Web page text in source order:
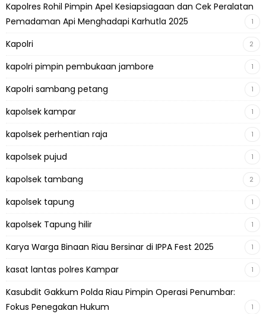
Kapolres Rohil Pimpin Apel Kesiapsiagaan dan Cek Peralatan
Pemadaman Api Menghadapi Karhutla 2025
1
Kapolri 2
kapolri pimpin pembukaan jambore 1
Kapolri sambang petang 1
kapolsek kampar 1
kapolsek perhentian raja 1
kapolsek pujud 1
kapolsek tambang 2
kapolsek tapung 1
kapolsek Tapung hilir 1
Karya Warga Binaan Riau Bersinar di IPPA Fest 2025 1
kasat lantas polres Kampar 1
Kasubdit Gakkum Polda Riau Pimpin Operasi Penumbar:
Fokus Penegakan Hukum
1